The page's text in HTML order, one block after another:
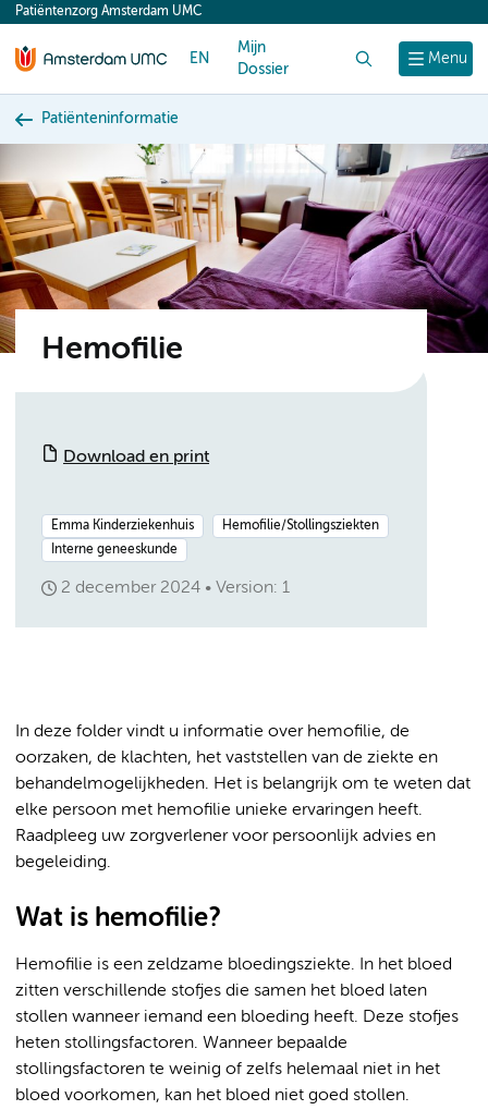
content
Menu
Patiëntenzorg Amsterdam UMC
EN
Mijn
Dossier
Patiënteninformatie
Hemofilie
Download en print
Emma Kinderziekenhuis
Hemofilie/Stollingsziekten
Interne geneeskunde
2 december 2024 Version: 1
In deze folder vindt u informatie over hemofilie, de
oorzaken, de klachten, het vaststellen van de ziekte en
behandelmogelijkheden. Het is belangrijk om te weten dat
elke persoon met hemofilie unieke ervaringen heeft.
Raadpleeg uw zorgverlener voor persoonlijk advies en
begeleiding.
Wat is hemofilie?
Hemofilie is een zeldzame bloedingsziekte. In het bloed
zitten verschillende stofjes die samen het bloed laten
stollen wanneer iemand een bloeding heeft. Deze stofjes
heten stollingsfactoren. Wanneer bepaalde
stollingsfactoren te weinig of zelfs helemaal niet in het
bloed voorkomen, kan het bloed niet goed stollen.